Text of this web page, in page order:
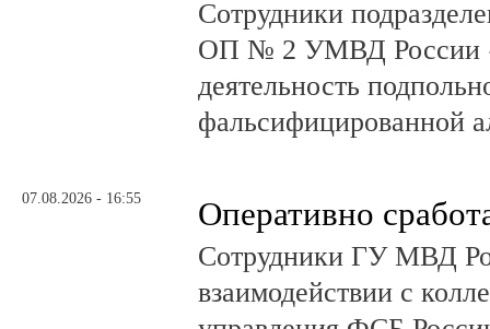
Сотрудники
ОП № 2 УМВД России
деятельность
фальсифицированной
07.08.2026 - 16:55 Оперативно
Сотрудники ГУ МВД
взаимодействии с